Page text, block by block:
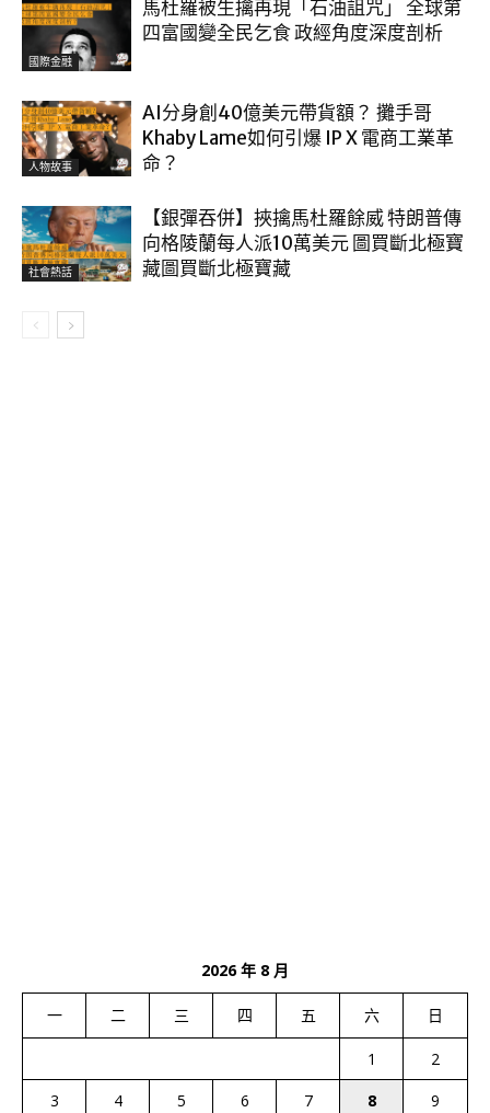
國際金融
馬杜羅被生擒再現「石油詛咒」 全球第
四富國變全民乞食 政經角度深度剖析
人物故事
AI分身創40億美元帶貨額？ 攤手哥
Khaby Lame如何引爆 IP X 電商工業革
命？
社會熱話
【銀彈吞併】挾擒馬杜羅餘威 特朗普傳
向格陵蘭每人派10萬美元 圖買斷北極寶
藏圖買斷北極寶藏
2026 年 8 月
一 二 三 四 五 六 日
1
2
3
4 5 6 7 8
9